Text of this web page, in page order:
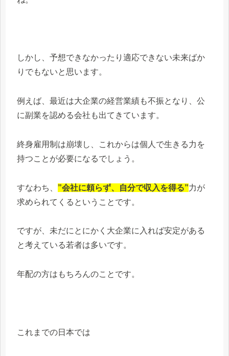
しかし、予想できなかったり適応できない未来ばか
りでもないと思います。
例えば、最近は大企業の経営業績も不振となり、公
に副業を認める会社も出てきています。
終身雇用制は崩壊し、これからは個人で生きる力を
持つことが必要になるでしょう。
すなわち、 ”会社に頼らず、自分で収入を得る”力が
求められてくるということです。
ですが、未だにとにかく大企業に入れば安定がある
と考えている若者は多いです。
年配の方はもちろんのことです。
これまでの日本では